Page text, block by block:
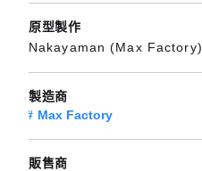
原型製作
Nakayaman (Max Factory)
製造商
Max Factory
販售商